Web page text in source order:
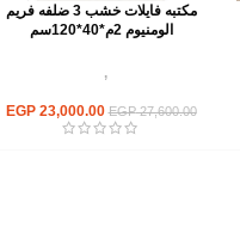
مكتبه فايلات خشب 3 ضلفه فريم
الومنيوم 2م*40*120سم
وحدات تخزين,
EGP27,600.00
EGP23,000.00